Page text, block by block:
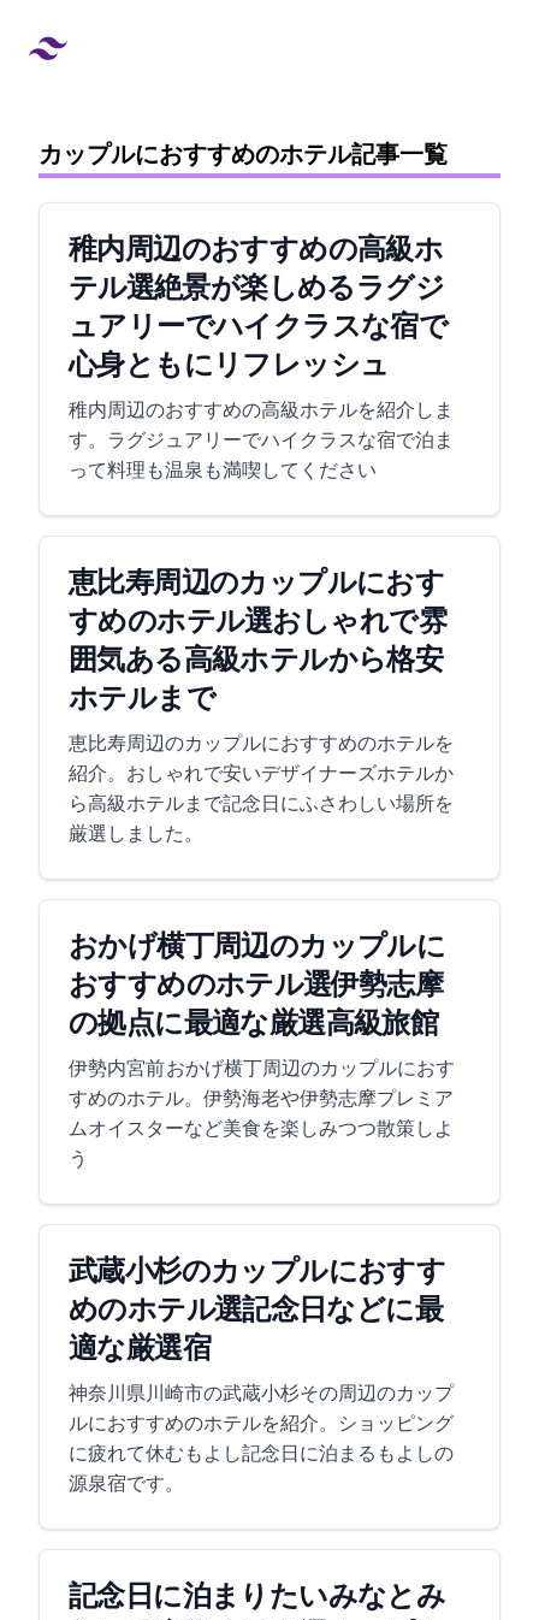
カップルにおすすめのホテル記事一覧
稚内周辺のおすすめの高級ホ
テル3選!絶景が楽しめるラグジ
ュアリーでハイクラスな宿で
心身ともにリフレッシュ
稚内周辺のおすすめの高級ホテルを紹介しま
す。ラグジュアリーでハイクラスな宿で泊ま
って料理も温泉も満喫してください
恵比寿周辺のカップルにおす
すめのホテル6選!おしゃれで雰
囲気ある高級ホテルから格安
ホテルまで
恵比寿周辺のカップルにおすすめのホテルを
紹介。おしゃれで安いデザイナーズホテルか
ら高級ホテルまで記念日にふさわしい場所を
厳選しました。
おかげ横丁周辺のカップルに
おすすめのホテル8選!伊勢志摩
の拠点に最適な厳選高級旅館
伊勢内宮前 おかげ横丁周辺のカップルにおす
すめのホテル。伊勢海老や伊勢志摩プレミア
ムオイスターなど美食を楽しみつつ散策しよ
う
武蔵小杉のカップルにおすす
めのホテル6選!記念日などに最
適な厳選宿
神奈川県川崎市の武蔵小杉その周辺のカップ
ルにおすすめのホテルを紹介。ショッピング
に疲れて休むもよし記念日に泊まるもよしの
源泉宿です。
記念日に泊まりたいみなとみ